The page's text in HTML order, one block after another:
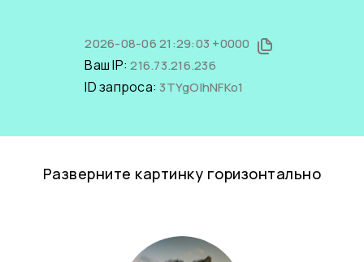
2026-08-06 21:29:03 +0000
Ваш IP:216.73.216.236
ID запроса: 3TYgOlhNFKo1
Разверните картинку горизонтально